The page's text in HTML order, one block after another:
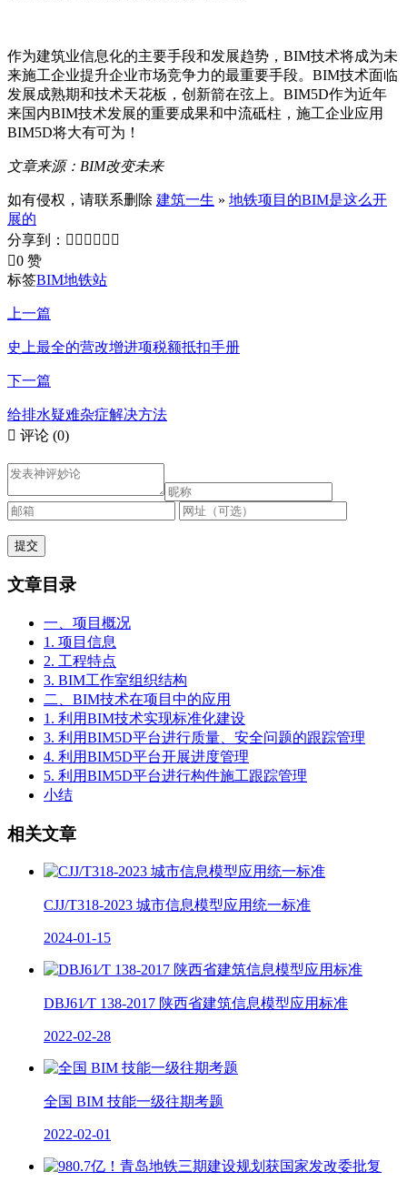
作为建筑业信息化的主要手段和发展趋势，BIM技术将成为未
来施工企业提升企业市场竞争力的最重要手段。BIM技术面临
发展成熟期和技术天花板，创新箭在弦上。BIM5D作为近年
来国内BIM技术发展的重要成果和中流砥柱，施工企业应用
BIM5D将大有可为！
文章来源：BIM改变未来
如有侵权，请联系删除 建筑一生 » 地铁项目的BIM是这么开
展的
分享到：      
0 赞
标签BIM地铁站
上一篇
史上最全的营改增进项税额抵扣手册
下一篇
给排水疑难杂症解决方法
 评论 (0)
文章目录
一、项目概况
1. 项目信息
2. 工程特点
3. BIM工作室组织结构
二、BIM技术在项目中的应用
1. 利用BIM技术实现标准化建设
3. 利用BIM5D平台进行质量、安全问题的跟踪管理
4. 利用BIM5D平台开展进度管理
5. 利用BIM5D平台进行构件施工跟踪管理
小结
相关文章
CJJ/T318-2023 城市信息模型应用统一标准
2024-01-15
DBJ61∕T 138-2017 陕西省建筑信息模型应用标准
2022-02-28
全国 BIM 技能一级往期考题
2022-02-01